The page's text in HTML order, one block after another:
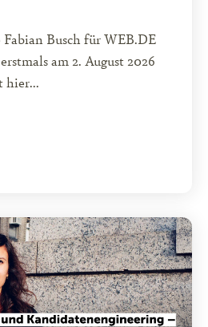
Busch für WEB.DE
am 2. August 2026
hier...